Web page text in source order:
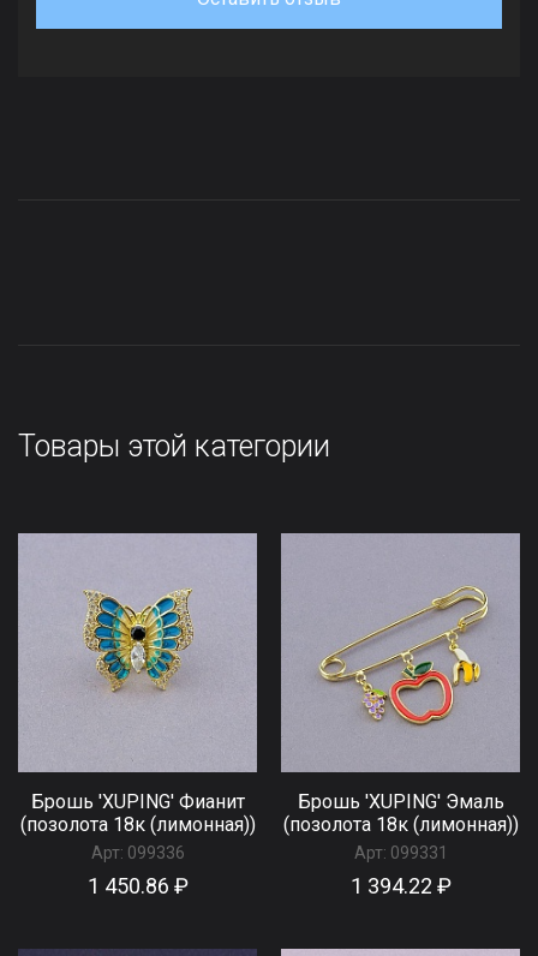
Товары этой категории
Брошь 'XUPING' Фианит
(позолота 18к (лимонная))
Арт: 099336
1 450.86 ₽
Брошь 'XUPING' Эмаль
(позолота 18к (лимонная))
Арт: 099331
1 394.22 ₽